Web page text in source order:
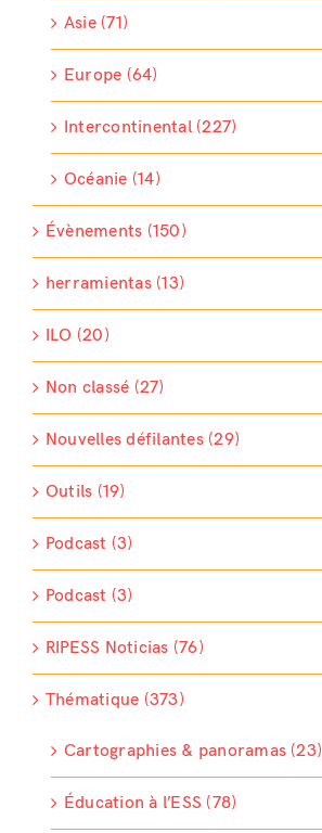
Asie (71)
Europe (64)
Intercontinental (227)
Océanie (14)
Évènements (150)
herramientas (13)
ILO (20)
Non classé (27)
Nouvelles défilantes (29)
Outils (19)
Podcast (3)
Podcast (3)
RIPESS Noticias (76)
Thématique (373)
Cartographies & panoramas (23)
Éducation à l’ESS (78)